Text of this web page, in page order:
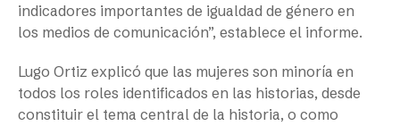
indicadores importantes de igualdad de género en
los medios de comunicación”, establece el informe.
Lugo Ortiz explicó que las mujeres son minoría en
todos los roles identificados en las historias, desde
constituir el tema central de la historia, o como